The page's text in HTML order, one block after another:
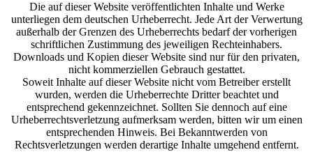
Die auf dieser Website veröffentlichten Inhalte und Werke
unterliegen dem deutschen Urheberrecht. Jede Art der Verwertung
außerhalb der Grenzen des Urheberrechts bedarf der vorherigen
schriftlichen Zustimmung des jeweiligen Rechteinhabers.
Downloads und Kopien dieser Website sind nur für den privaten,
nicht kommerziellen Gebrauch gestattet.
Soweit Inhalte auf dieser Website nicht vom Betreiber erstellt
wurden, werden die Urheberrechte Dritter beachtet und
entsprechend gekennzeichnet. Sollten Sie dennoch auf eine
Urheberrechtsverletzung aufmerksam werden, bitten wir um einen
entsprechenden Hinweis. Bei Bekanntwerden von
Rechtsverletzungen werden derartige Inhalte umgehend entfernt.